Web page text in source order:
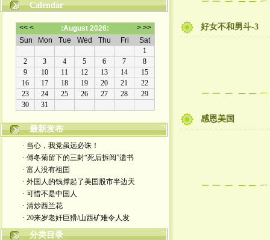
Calendar
最新发布
· 当心，我党虽远必诛！
· 傅冬菊留下的三封“死后拆阅”遗书
· 富人没有祖囯
· 外国人的钱撑起了美囯股市半边天
· 可惜不是中国人
· 清炒西兰花
· 20来岁老奸巨猾/山西矿难令人发
分类目录
好女不和男斗-3
感恩美国